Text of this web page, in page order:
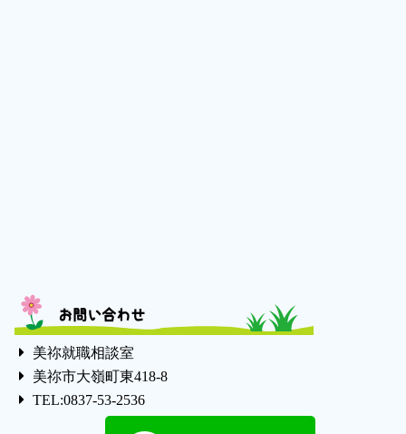
お問い合わせ
美祢就職相談室
美祢市大嶺町東418-8
TEL:0837-53-2536